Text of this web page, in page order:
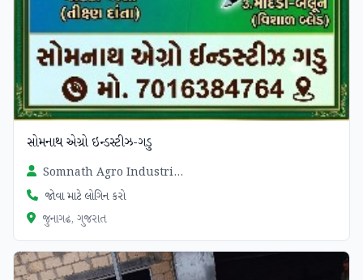
સોમનાથ એગ્રો ઇન્ડસ્ટીઝ-ગડુ
Somnath Agro Industries Divyesh Parmar
જોવા માટે લોગિન કરો
જુનાગઢ, ગુજરાત